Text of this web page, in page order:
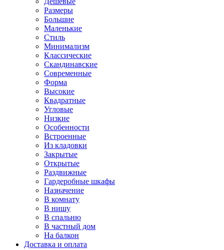
Размеры
Большие
Маленькие
Стиль
Минимализм
Классические
Скандинавские
Современные
Форма
Высокие
Квадратные
Угловые
Низкие
Особенности
Встроенные
Из кладовки
Закрытые
Открытые
Раздвижные
Гардеробные шкафы
Назначение
В комнату
В нишу
В спальню
В частный дом
На балкон
Доставка и оплата